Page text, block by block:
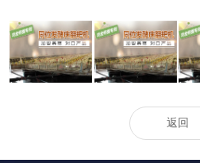
【48812】陕西
省农机技能系统
专家深化西安有
机肥企业为果园
有机肥出产供给
【48812】雾炮
机助阵、走航车
实时监测——用
科技力气看
护“南通蓝”
【
又
工
机
返回